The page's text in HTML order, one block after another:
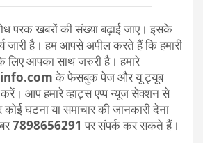
परक खबरों की संख्या बढ़ाई जाए। इसके
जारी है। हम आपसे अपील करते हैं कि हमारी
लिए आपका साथ जरुरी है। हमारे
के फेसबुक पेज और यू ट्यूब
आप हमारे व्हाट्स एप्प न्यूज सेक्शन से
घटना या समाचार की जानकारी देना
7898656291 पर संपर्क कर सकते हैं।